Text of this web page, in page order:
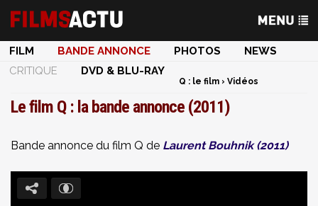
FILM BANDE ANNONCE PHOTOS
NEWS
CRITIQUE
DVD & BLU-RAY
Q : le film › Vidéos
Le film Q : la bande annonce (2011)
Bande annonce du film Q de Laurent Bouhnik(2011)